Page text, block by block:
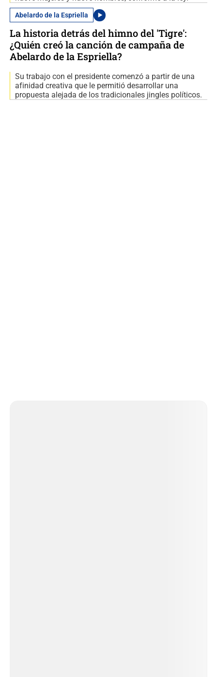
Abelardo de la Espriella
La historia detrás del himno del 'Tigre':
¿Quién creó la canción de campaña de
Abelardo de la Espriella?
Su trabajo con el presidente comenzó a partir de una
afinidad creativa que le permitió desarrollar una
propuesta alejada de los tradicionales jingles políticos.